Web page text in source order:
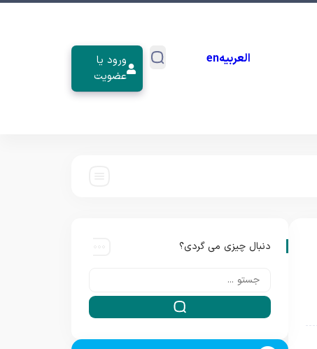
العربیهen
ورود یا
عضویت
دنبال چیزی می گردی؟